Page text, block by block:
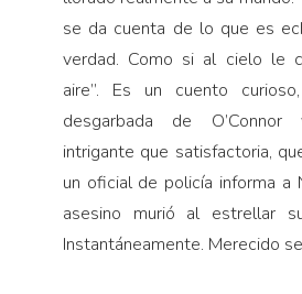
se da cuenta de lo que es
verdad. Como si al cielo le
aire”. Es un cuento
desgarbada de
intrigante que satisfactoria,
un oficial de policía informa a
asesino murió al estrellar
Instantáneamente. Merecido